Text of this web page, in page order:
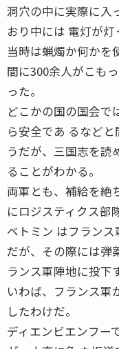
洞穴の中に実際に入
おり中には 電灯が灯
当時は蝋燭か何かを
間に300余人がこも
った。
どこかの国の国会で
ら安全であ るなど
うだが、三国志を読
ることがわかる。
両軍とも、補給を絶
にロジスティクス部
ベトミン はフラン
だが、その際には弾
ランス軍陣地に投下
いわば、フランス軍
したわけだ。
ディエンビエンフー